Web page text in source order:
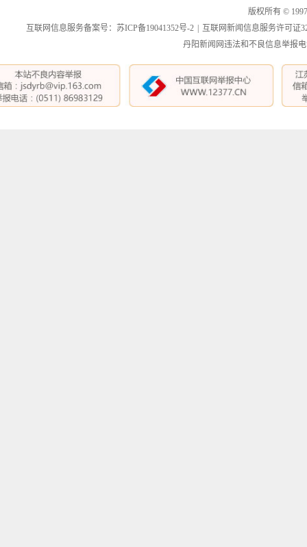
版权所有 ©
互联网信息服务备案号：苏ICP备19041352号-2
互联网新闻信息服务许可证
丹阳新闻网违法和不良信息举报电